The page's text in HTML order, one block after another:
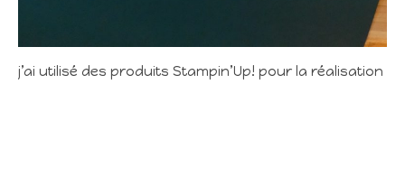
j’ai utilisé des produits Stampin’Up! pour la réalisation